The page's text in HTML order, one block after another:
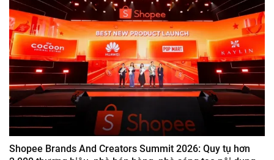
Shopee Brands And Creators Summit 2026: Quy tụ hơn